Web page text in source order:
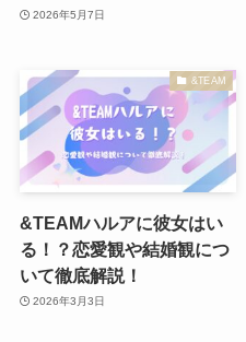
2026年5月7日
&TEAM
&TEAMハルアに彼女はい
る！？恋愛観や結婚観につ
いて徹底解説！
2026年3月3日